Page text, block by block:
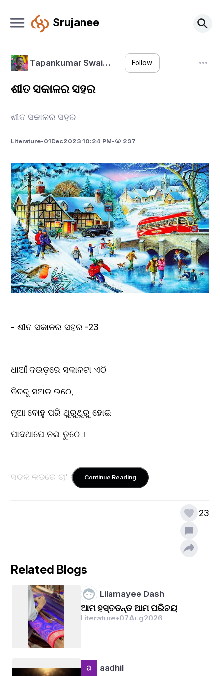
Srujanee
Tapankumar Swai… Follow
ଶୀତ ସକାଳର ସହର
ଶୀତ ସକାଳର ସହର
Literature•01Dec2023 10:24 PM• 297
- ଶୀତ ସକାଳର ସହର -23
ଧାଆଁ ଦଉଡ଼ରେ ସକାଳଟା ଏଠି
ନିଦରୁ ସଅଳ ଉଠେ,
ନୂଆ ବୋହୁ ପରି ଥୁରୁଥୁରୁ ହୋଇ
ପାଦଥାପେ ନଈ ତୁଠେ ।
ସଡକ କଡରେ ଚା' ଦୋକାନରେ
କୋହଲା ପବନେ ଥରିଯାଏ ଦେହ
ଥରି ଉଠେ ଓଠ ପାଟି,
କୁହୁଡ଼ି ଘେରାରେ ବାନ୍ଧି ହୋଇଥାଏ
ଆକାଶ ହେଉବା ମାଟି ।
Continue Reading
23
Related Blogs
Lilamayee Dash
ଆମ ହସ୍ତତନ୍ତ ଆମ ପରିଚୟ
Literature•07Aug2026
aadhil